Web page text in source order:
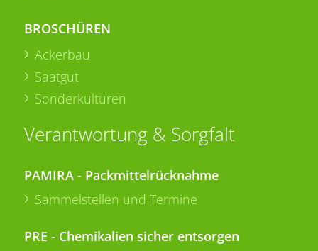
BROSCHÜREN
Ackerbau
Saatgut
Sonderkulturen
Verantwortung & Sorgfalt
PAMIRA - Packmittelrücknahme
Sammelstellen und Termine
PRE - Chemikalien sicher entsorgen